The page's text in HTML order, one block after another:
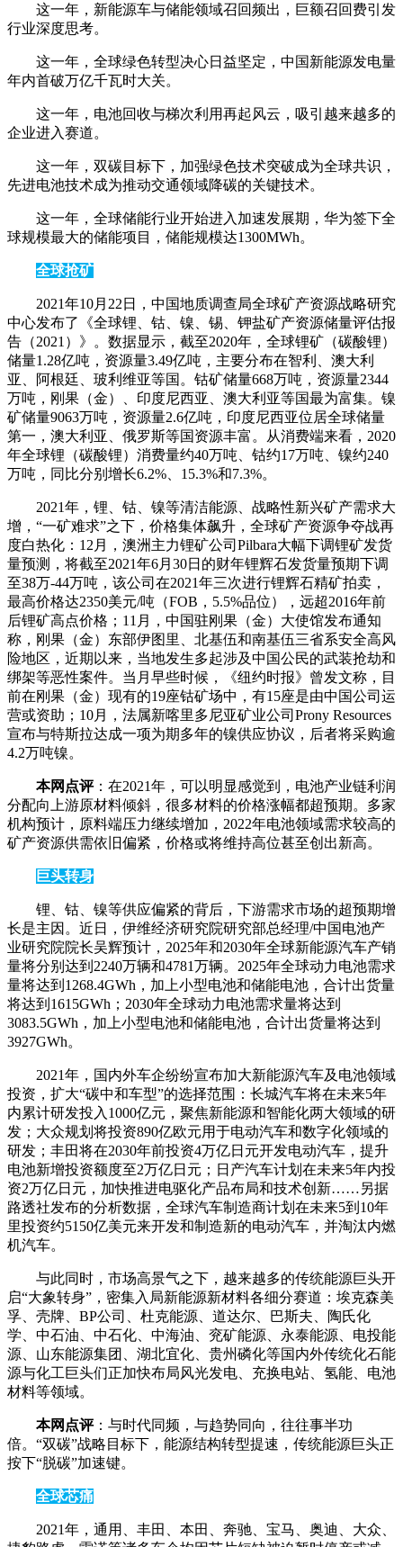
这一年，新能源车与储能领域召回频出，巨额召回费引发
行业深度思考。
这一年，全球绿色转型决心日益坚定，中国新能源发电量
年内首破万亿千瓦时大关。
这一年，电池回收与梯次利用再起风云，吸引越来越多的
企业进入赛道。
这一年，双碳目标下，加强绿色技术突破成为全球共识，
先进电池技术成为推动交通领域降碳的关键技术。
这一年，全球储能行业开始进入加速发展期，华为签下全
球规模最大的储能项目，储能规模达1300MWh。
全球抢矿
2021年10月22日，中国地质调查局全球矿产资源战略研究
中心发布了《全球锂、钴、镍、锡、钾盐矿产资源储量评估报
告（2021）》。数据显示，截至2020年，全球锂矿（碳酸锂）
储量1.28亿吨，资源量3.49亿吨，主要分布在智利、澳大利
亚、阿根廷、玻利维亚等国。钴矿储量668万吨，资源量2344
万吨，刚果（金）、印度尼西亚、澳大利亚等国最为富集。镍
矿储量9063万吨，资源量2.6亿吨，印度尼西亚位居全球储量
第一，澳大利亚、俄罗斯等国资源丰富。从消费端来看，2020
年全球锂（碳酸锂）消费量约40万吨、钴约17万吨、镍约240
万吨，同比分别增长6.2%、15.3%和7.3%。
2021年，锂、钴、镍等清洁能源、战略性新兴矿产需求大
增，“一矿难求”之下，价格集体飙升，全球矿产资源争夺战再
度白热化：12月，澳洲主力锂矿公司Pilbara大幅下调锂矿发货
量预测，将截至2021年6月30日的财年锂辉石发货量预期下调
至38万-44万吨，该公司在2021年三次进行锂辉石精矿拍卖，
最高价格达2350美元/吨（FOB，5.5%品位），远超2016年前
后锂矿高点价格；11月，中国驻刚果（金）大使馆发布通知
称，刚果（金）东部伊图里、北基伍和南基伍三省系安全高风
险地区，近期以来，当地发生多起涉及中国公民的武装抢劫和
绑架等恶性案件。当月早些时候，《纽约时报》曾发文称，目
前在刚果（金）现有的19座钴矿场中，有15座是由中国公司运
营或资助；10月，法属新喀里多尼亚矿业公司Prony Resources
宣布与特斯拉达成一项为期多年的镍供应协议，后者将采购逾
4.2万吨镍。
本网点评：在2021年，可以明显感觉到，电池产业链利润
分配向上游原材料倾斜，很多材料的价格涨幅都超预期。多家
机构预计，原料端压力继续增加，2022年电池领域需求较高的
矿产资源供需依旧偏紧，价格或将维持高位甚至创出新高。
巨头转身
锂、钴、镍等供应偏紧的背后，下游需求市场的超预期增
长是主因。近日，伊维经济研究院研究部总经理/中国电池产
业研究院院长吴辉预计，2025年和2030年全球新能源汽车产销
量将分别达到2240万辆和4781万辆。2025年全球动力电池需求
量将达到1268.4GWh，加上小型电池和储能电池，合计出货量
将达到1615GWh；2030年全球动力电池需求量将达到
3083.5GWh，加上小型电池和储能电池，合计出货量将达到
3927GWh。
2021年，国内外车企纷纷宣布加大新能源汽车及电池领域
投资，扩大“碳中和车型”的选择范围：长城汽车将在未来5年
内累计研发投入1000亿元，聚焦新能源和智能化两大领域的研
发；大众规划将投资890亿欧元用于电动汽车和数字化领域的
研发；丰田将在2030年前投资4万亿日元开发电动汽车，提升
电池新增投资额度至2万亿日元；日产汽车计划在未来5年内投
资2万亿日元，加快推进电驱化产品布局和技术创新……另据
路透社发布的分析数据，全球汽车制造商计划在未来5到10年
里投资约5150亿美元来开发和制造新的电动汽车，并淘汰内燃
机汽车。
与此同时，市场高景气之下，越来越多的传统能源巨头开
启“大象转身”，密集入局新能源新材料各细分赛道：埃克森美
孚、壳牌、BP公司、杜克能源、道达尔、巴斯夫、陶氏化
学、中石油、中石化、中海油、兖矿能源、永泰能源、电投能
源、山东能源集团、湖北宜化、贵州磷化等国内外传统化石能
源与化工巨头们正加快布局风光发电、充换电站、氢能、电池
材料等领域。
本网点评：与时代同频，与趋势同向，往往事半功
倍。“双碳”战略目标下，能源结构转型提速，传统能源巨头正
按下“脱碳”加速键。
全球芯痛
2021年，通用、丰田、本田、奔驰、宝马、奥迪、大众、